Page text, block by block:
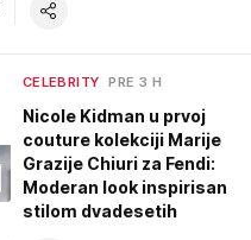
CELEBRITY PRE 3 H
Nicole Kidman u prvoj
couture kolekciji Marije
Grazije Chiuri za Fendi:
Moderan look inspirisan
stilom dvadesetih